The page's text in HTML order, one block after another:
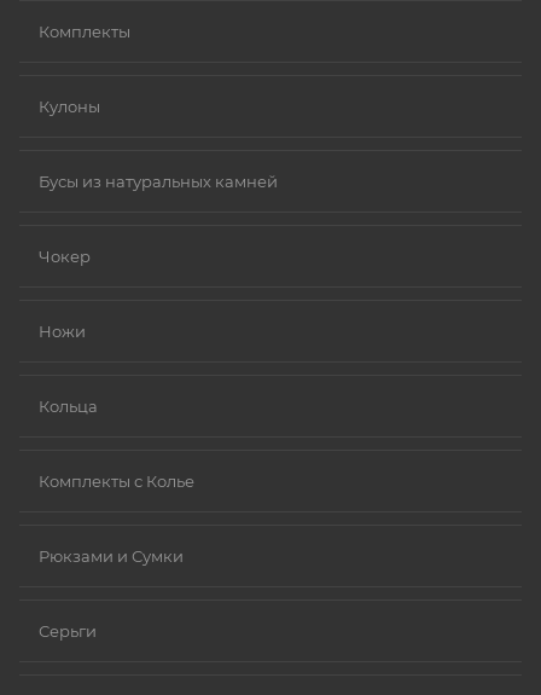
Комплекты
Кулоны
Бусы из натуральных камней
Чокер
Ножи
Кольца
Комплекты с Колье
Рюкзами и Сумки
Серьги